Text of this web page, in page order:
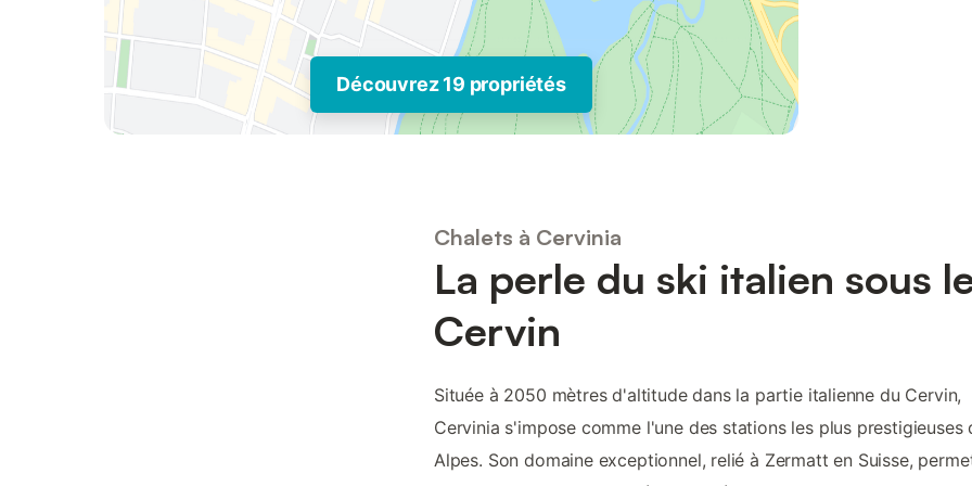
Découvrez 19 propriétés
Chalets à Cervinia
La perle du ski italien sous
Cervin
Située à 2050 mètres d'altitude dans la partie italienne du Cervin,
Cervinia s'impose comme l'une des stations les plus prestigieuses
Alpes. Son domaine exceptionnel, relié à Zermatt en Suisse,